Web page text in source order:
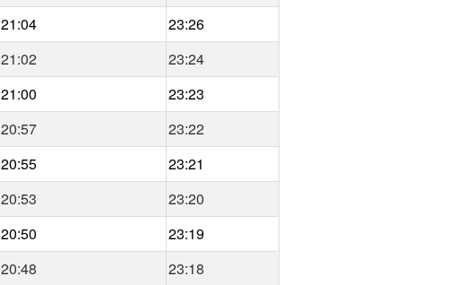
21:04
23:26
21:02
23:24
21:00
23:23
20:57
23:22
20:55
23:21
20:53
23:20
20:50
23:19
20:48
23:18